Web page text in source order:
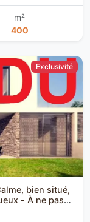
m²
400
Exclusivité
bien situé,
- À ne pas